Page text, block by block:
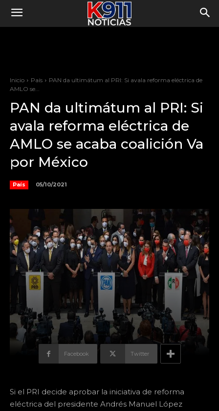
Inicio País
PAN da ultimátum al PRI: Si avala reforma eléctrica de
AMLO se...
PAN da ultimátum al PRI: Si
avala reforma eléctrica de
AMLO se acaba coalición Va
por México
País 05/10/2021
Facebook Twitter
Si el PRI decide aprobar la iniciativa de reforma
eléctrica del presidente Andrés Manuel López